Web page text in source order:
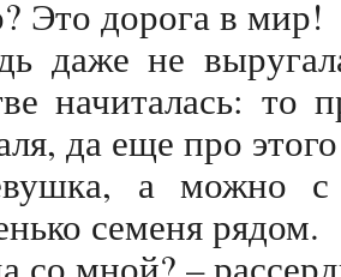
Это дорога в мир!
даже не
начиталась: то
да еще про
а можно
семеня рядом.